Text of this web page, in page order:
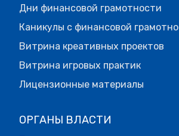
Дни финансовой грамотности
Каникулы с финансовой
Витрина креативных проектов
Витрина игровых практик
Лицензионные материалы
ОРГАНЫ ВЛАСТИ